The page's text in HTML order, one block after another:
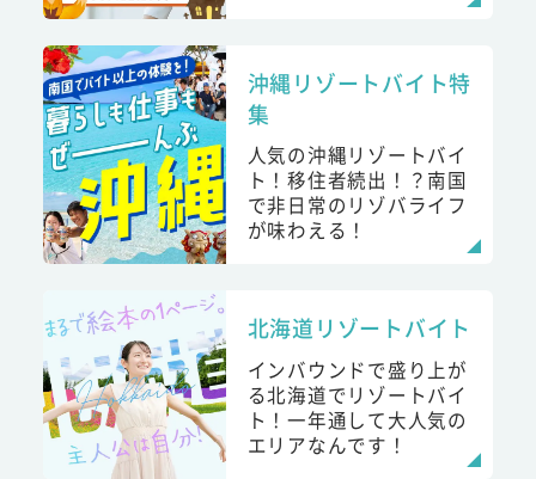
沖縄リゾートバイト特
集
人気の沖縄リゾートバイ
ト！移住者続出！？南国
で非日常のリゾバライフ
が味わえる！
北海道リゾートバイト
インバウンドで盛り上が
る北海道でリゾートバイ
ト！一年通して大人気の
エリアなんです！